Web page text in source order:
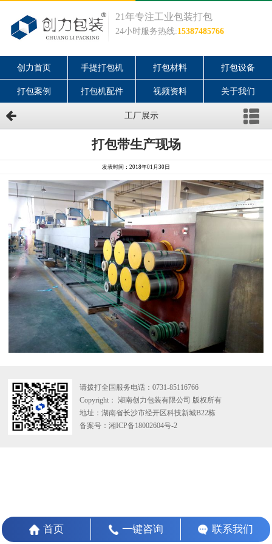
21年专注工业包装打包
24小时服务热线:15387485766
创力首页 手提打包机 打包材料 打包设备
打包案例 打包机配件 视频资料 关于我们
工厂展示
打包带生产现场
发表时间：2018年01月30日
请拨打全国服务电话：0731-85116766
Copyright： 湖南创力包装有限公司 版权所有
地址：湖南省长沙市经开区科技新城B22栋
备案号：湘ICP备18002604号-2
首页 一键咨询 联系我们